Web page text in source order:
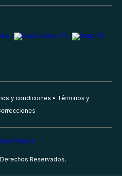
y condiciones
Términos y
Reservados.